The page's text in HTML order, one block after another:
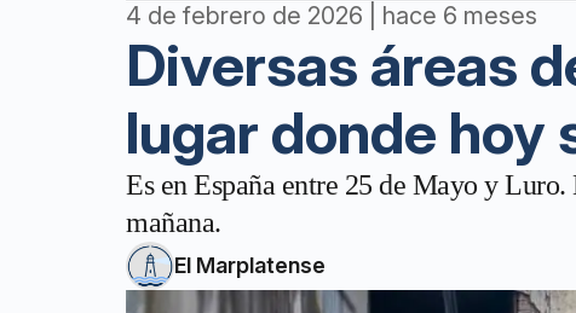
4 de febrero de 2026 | hace 6 meses
Diversas áreas
lugar donde hoy
Es en España entre 25 de Mayo y
mañana.
El Marplatense